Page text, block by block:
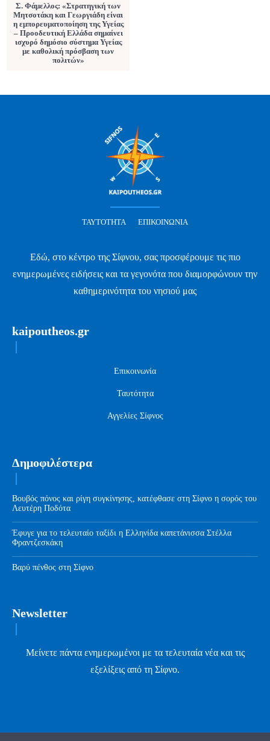
Σ. Φάμελλος: «Στρατηγική των
Μητσοτάκη και Γεωργιάδη είναι
η εμπορευματοποίηση της Υγείας
– Προοδευτική Ελλάδα σημαίνει
ισχυρό δημόσιο σύστημα Υγείας
με καθολική πρόσβαση των
πολιτών»
ΤΑΥΤΌΤΗΤΑ ΕΠΙΚΟΙΝΩΝΊΑ
Εδώ, στο κέντρο της Σίφνου, σας προσφέρουμε τις πιο
ενημερωμένες ειδήσεις και τα γεγονότα που διαμορφώνουν την
καθημερινότητα του νησιού μας
kaipoutheos.gr
Επικοινωνία
Ταυτότητα
Αγγελίες Σίφνος
Δημοφιλέστερα
Βουβός πόνος και ρίγη συγκίνησης, κατέφθασε στη Σίφνο η σορός του
Λευτέρη Ποδότα
Έφυγε για το τελευταίο ταξίδι η Ελληνίδα καπετάνισσα Στέλλα
Φραντζεσκάκη
Βαρύ πένθος στη Σίφνο
Newsletter
Μείνετε πάντα ενημερωμένοι με τα τελευταία νέα και τις
εξελίξεις από τη Σίφνο.